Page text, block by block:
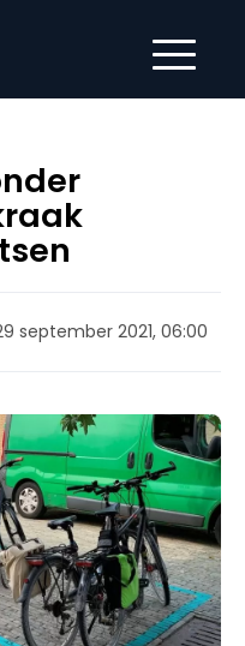
september 2021, 06:00